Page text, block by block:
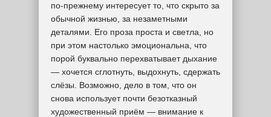
по-прежнему интересует то, что скрыто за
обычной жизнью, за незаметными
деталями. Его проза проста и светла, но
при этом настолько эмоциональна, что
порой буквально перехватывает дыхание
— хочется сглотнуть, выдохнуть, сдержать
слёзы. Возможно, дело в том, что он
снова использует почти безотказный
художественный приём — внимание к